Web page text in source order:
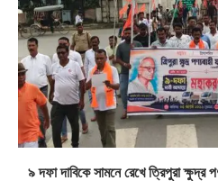
৯ দফা দাবিকে সামনে রেখে ত্রিপুরা ক্ষুদ্র